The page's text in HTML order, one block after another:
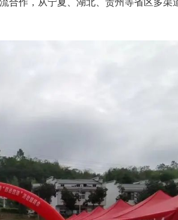
作，从宁夏、湖北、贵州等省区多渠